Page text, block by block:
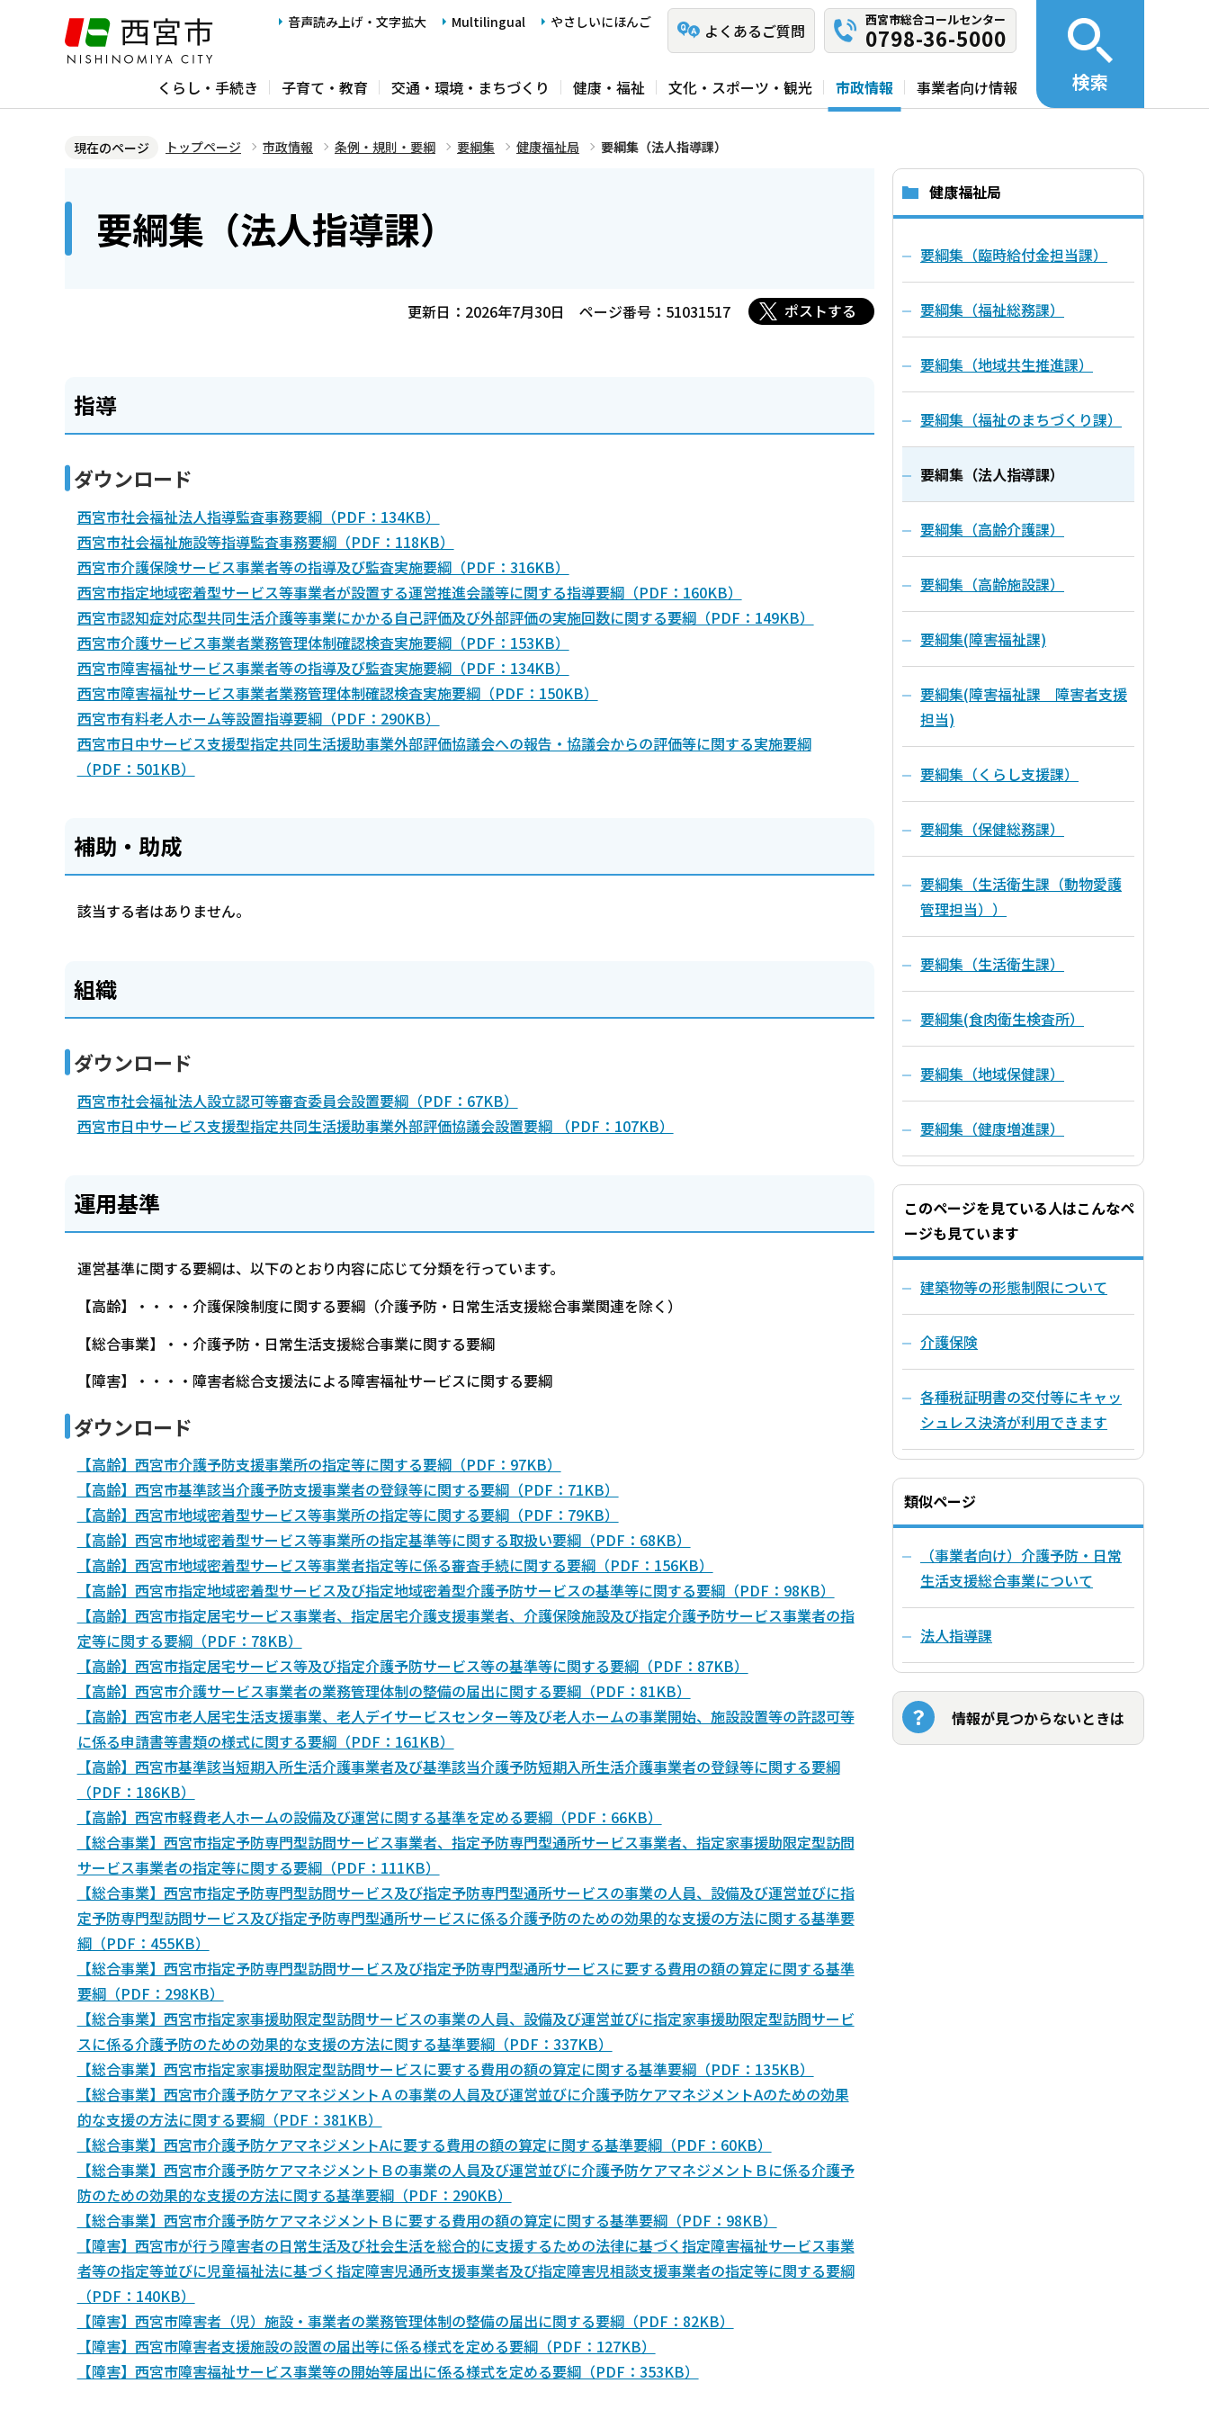
ジ
音声読み上げ・文字拡大 Multilingual やさしいにほんご よくあるご質問
西宮市総合コールセンター
0798-36-5000
くらし・手続き 子育て・教育 交通・環境・まちづくり 健康・福祉 文化・スポーツ・観光 市政情報 事業者向け情報 検索
現在のページ トップページ 市政情報 条例・規則・要綱 要綱集 健康福祉局 要綱集（法人指導課）
要綱集（法人指導課）
更新日：2026年7月30日 ページ番号：51031517 ポストする
指導
ダウンロード
西宮市社会福祉法人指導監査事務要綱（PDF：134KB）
西宮市社会福祉施設等指導監査事務要綱（PDF：118KB）
西宮市介護保険サービス事業者等の指導及び監査実施要綱（PDF：316KB）
西宮市指定地域密着型サービス等事業者が設置する運営推進会議等に関する指導要綱（PDF：160KB）
西宮市認知症対応型共同生活介護等事業にかかる自己評価及び外部評価の実施回数に関する要綱（PDF：149KB）
西宮市介護サービス事業者業務管理体制確認検査実施要綱（PDF：153KB）
西宮市障害福祉サービス事業者等の指導及び監査実施要綱（PDF：134KB）
西宮市障害福祉サービス事業者業務管理体制確認検査実施要綱（PDF：150KB）
西宮市有料老人ホーム等設置指導要綱（PDF：290KB）
西宮市日中サービス支援型指定共同生活援助事業外部評価協議会への報告・協議会からの評価等に関する実施要綱
（PDF：501KB）
補助・助成
該当する者はありません。
組織
ダウンロード
西宮市社会福祉法人設立認可等審査委員会設置要綱（PDF：67KB）
西宮市日中サービス支援型指定共同生活援助事業外部評価協議会設置要綱 （PDF：107KB）
運用基準
運営基準に関する要綱は、以下のとおり内容に応じて分類を行っています。
【高齢】・・・・介護保険制度に関する要綱（介護予防・日常生活支援総合事業関連を除く）
【総合事業】・・介護予防・日常生活支援総合事業に関する要綱
【障害】・・・・障害者総合支援法による障害福祉サービスに関する要綱
ダウンロード
【高齢】西宮市介護予防支援事業所の指定等に関する要綱（PDF：97KB）
【高齢】西宮市基準該当介護予防支援事業者の登録等に関する要綱（PDF：71KB）
【高齢】西宮市地域密着型サービス等事業所の指定等に関する要綱（PDF：79KB）
【高齢】西宮市地域密着型サービス等事業所の指定基準等に関する取扱い要綱（PDF：68KB）
【高齢】西宮市地域密着型サービス等事業者指定等に係る審査手続に関する要綱（PDF：156KB）
【高齢】西宮市指定地域密着型サービス及び指定地域密着型介護予防サービスの基準等に関する要綱（PDF：98KB）
【高齢】西宮市指定居宅サービス事業者、指定居宅介護支援事業者、介護保険施設及び指定介護予防サービス事業者の指
定等に関する要綱（PDF：78KB）
【高齢】西宮市指定居宅サービス等及び指定介護予防サービス等の基準等に関する要綱（PDF：87KB）
【高齢】西宮市介護サービス事業者の業務管理体制の整備の届出に関する要綱（PDF：81KB）
【高齢】西宮市老人居宅生活支援事業、老人デイサービスセンター等及び老人ホームの事業開始、施設設置等の許認可等
に係る申請書等書類の様式に関する要綱（PDF：161KB）
【高齢】西宮市基準該当短期入所生活介護事業者及び基準該当介護予防短期入所生活介護事業者の登録等に関する要綱
（PDF：186KB）
【高齢】西宮市軽費老人ホームの設備及び運営に関する基準を定める要綱（PDF：66KB）
【総合事業】西宮市指定予防専門型訪問サービス事業者、指定予防専門型通所サービス事業者、指定家事援助限定型訪問
サービス事業者の指定等に関する要綱（PDF：111KB）
【総合事業】西宮市指定予防専門型訪問サービス及び指定予防専門型通所サービスの事業の人員、設備及び運営並びに指
定予防専門型訪問サービス及び指定予防専門型通所サービスに係る介護予防のための効果的な支援の方法に関する基準要
綱（PDF：455KB）
【総合事業】西宮市指定予防専門型訪問サービス及び指定予防専門型通所サービスに要する費用の額の算定に関する基準
要綱（PDF：298KB）
【総合事業】西宮市指定家事援助限定型訪問サービスの事業の人員、設備及び運営並びに指定家事援助限定型訪問サービ
スに係る介護予防のための効果的な支援の方法に関する基準要綱（PDF：337KB）
【総合事業】西宮市指定家事援助限定型訪問サービスに要する費用の額の算定に関する基準要綱（PDF：135KB）
【総合事業】西宮市介護予防ケアマネジメントＡの事業の人員及び運営並びに介護予防ケアマネジメントAのための効果
的な支援の方法に関する要綱（PDF：381KB）
【総合事業】西宮市介護予防ケアマネジメントAに要する費用の額の算定に関する基準要綱（PDF：60KB）
【総合事業】西宮市介護予防ケアマネジメントＢの事業の人員及び運営並びに介護予防ケアマネジメントＢに係る介護予
防のための効果的な支援の方法に関する基準要綱（PDF：290KB）
【総合事業】西宮市介護予防ケアマネジメントＢに要する費用の額の算定に関する基準要綱（PDF：98KB）
【障害】西宮市が行う障害者の日常生活及び社会生活を総合的に支援するための法律に基づく指定障害福祉サービス事業
者等の指定等並びに児童福祉法に基づく指定障害児通所支援事業者及び指定障害児相談支援事業者の指定等に関する要綱
（PDF：140KB）
【障害】西宮市障害者（児）施設・事業者の業務管理体制の整備の届出に関する要綱（PDF：82KB）
【障害】西宮市障害者支援施設の設置の届出等に係る様式を定める要綱（PDF：127KB）
【障害】西宮市障害福祉サービス事業等の開始等届出に係る様式を定める要綱（PDF：353KB）
健康福祉局
要綱集（臨時給付金担当課）
要綱集（福祉総務課）
要綱集（地域共生推進課）
要綱集（福祉のまちづくり課）
要綱集（法人指導課）
要綱集（高齢介護課）
要綱集（高齢施設課）
要綱集(障害福祉課)
要綱集(障害福祉課 障害者支援
担当)
要綱集（くらし支援課）
要綱集（保健総務課）
要綱集（生活衛生課（動物愛護
管理担当））
要綱集（生活衛生課）
要綱集(食肉衛生検査所）
要綱集（地域保健課）
要綱集（健康増進課）
このページを見ている人はこんなペ
ージも見ています
建築物等の形態制限について
介護保険
各種税証明書の交付等にキャッ
シュレス決済が利用できます
類似ページ
（事業者向け）介護予防・日常
生活支援総合事業について
法人指導課
情報が見つからないときは